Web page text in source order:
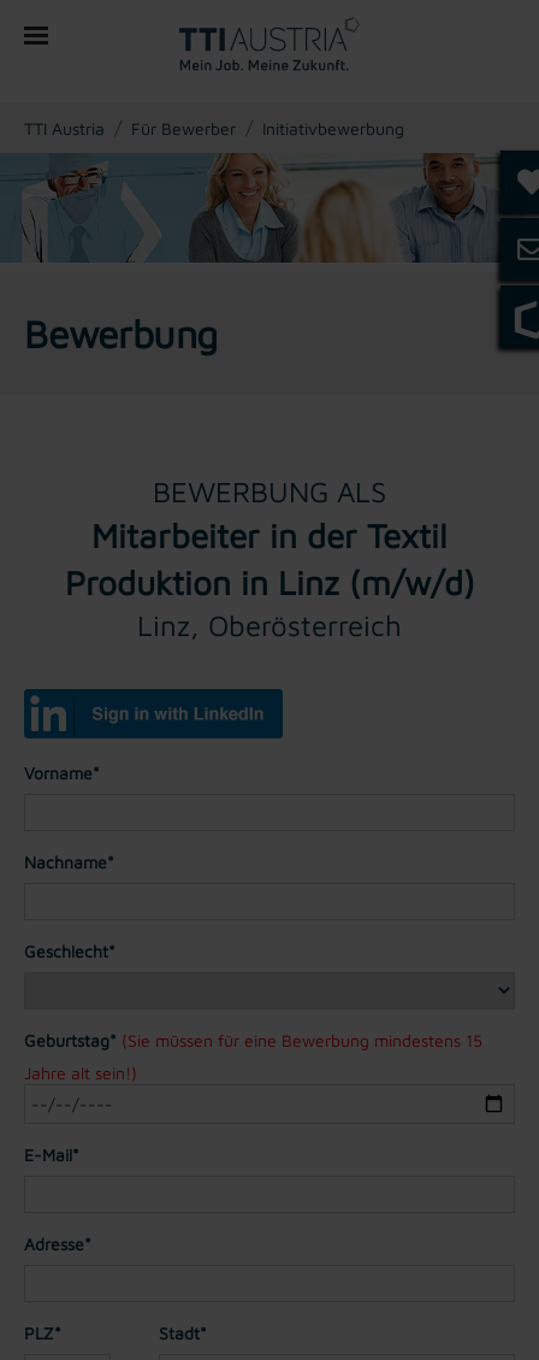
You are here:
TTI Austria Für Bewerber Initiativbewerbung
Bewerbung
BEWERBUNG ALS
Mitarbeiter in der Textil
Produktion in Linz (m/w/d)
Linz, Oberösterreich
Vorname*
Nachname*
Geschlecht*
Geburtstag* (Sie müssen für eine Bewerbung mindestens 15
Jahre alt sein!)
E-Mail*
Adresse*
PLZ* Stadt*